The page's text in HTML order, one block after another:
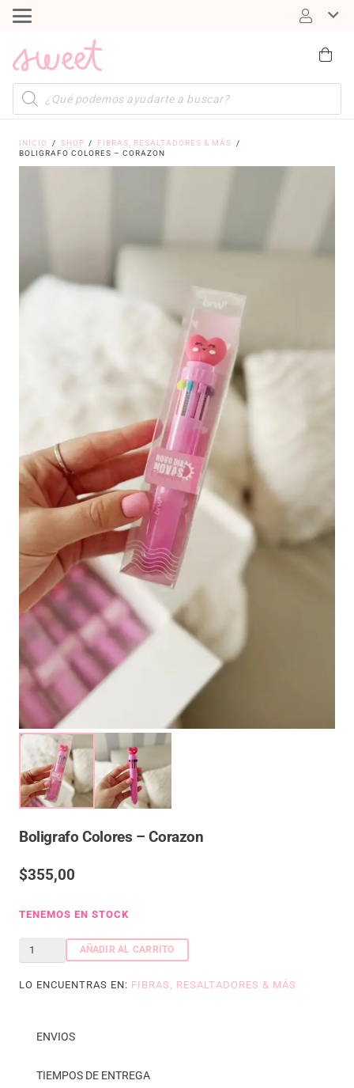
Búsqueda
de
productos
INICIO / SHOP / FIBRAS, RESALTADORES & MÁS
/
BOLIGRAFO COLORES – CORAZON
Boligrafo Colores – Corazon
$355,00
TENEMOS EN STOCK
Boligrafo
colores
-
cantidad
AÑADIR AL CARRITO
LO ENCUENTRAS EN: FIBRAS, RESALTADORES & MÁS
ENVIOS
TIEMPOS DE ENTREGA